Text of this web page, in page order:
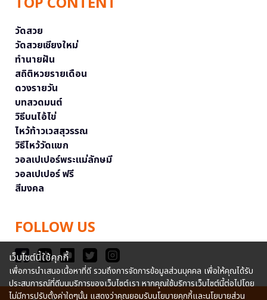
วัดสวย
วัดสวยเชียงใหม่
ทำนายฝัน
สถิติหวยรายเดือน
ดวงรายวัน
บทสวดมนต์
วิธีบนไอ้ไข่
ไหว้ท้าวเวสสุวรรณ
วิธีไหว้วัดแขก
วอลเปเปอร์พระแม่ลักษมี
วอลเปเปอร์ ฟรี
สีมงคล
FOLLOW US
เว็บไซต์นี้ใช้คุกกี้
เพื่อการนำเสนอเนื้อหาที่ดี รวมถึงการจัดการข้อมูลส่วนบุคคล เพื่อให้คุณได้รับ
ประสบการณ์ที่ดีบนบริการของเว็บไซต์เรา หากคุณใช้บริการเว็บไซต์นี้ต่อไปโดย
ไม่มีการปรับตั้งค่าใดๆนั้น แสดงว่าคุณยอมรับนโยบายคุกกี้และนโยบายส่วน